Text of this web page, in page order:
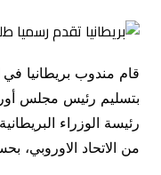
قام مندوب بريطانيا في
بتسليم رئيس مجلس
رئيسة الوزراء
من الاتحاد الاوروبي،